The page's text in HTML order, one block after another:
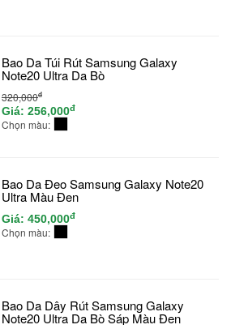
Bao Da Túi Rút Samsung Galaxy
Note20 Ultra Da Bò
320,000đ
Giá: 256,000đ
Chọn màu:
Bao Da Đeo Samsung Galaxy Note20
Ultra Màu Đen
Giá: 450,000đ
Chọn màu:
Bao Da Dây Rút Samsung Galaxy
Note20 Ultra Da Bò Sáp Màu Đen